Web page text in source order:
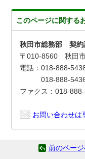
このページに関する
秋田市総務部 契約
〒010-8560 秋田
電話：018-888-
018-888-5436(
ファクス：018-
お問い合わせは
前のペー